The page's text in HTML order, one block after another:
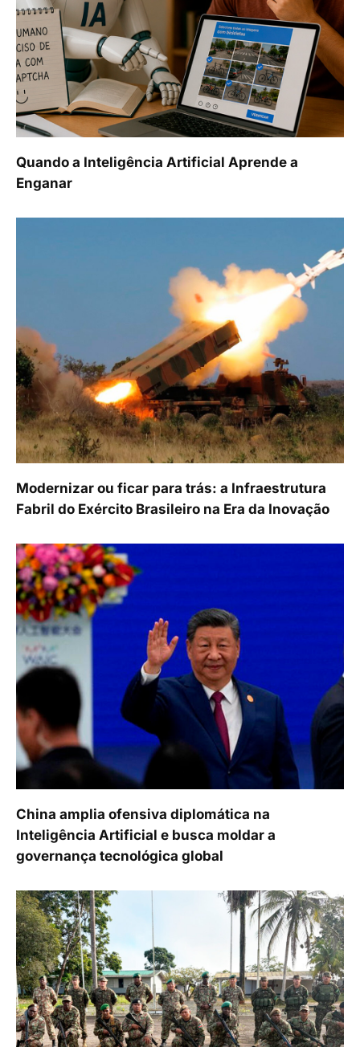
Quando a Inteligência Artificial Aprende a
Enganar
Modernizar ou ficar para trás: a Infraestrutura
Fabril do Exército Brasileiro na Era da Inovação
China amplia ofensiva diplomática na
Inteligência Artificial e busca moldar a
governança tecnológica global